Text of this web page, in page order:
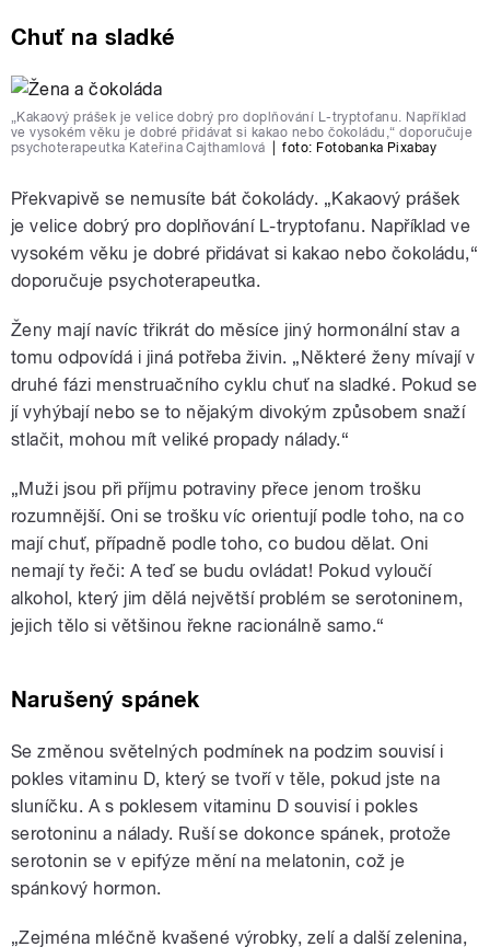
Chuť na sladké
„Kakaový prášek je velice dobrý pro doplňování L-tryptofanu. Například
ve vysokém věku je dobré přidávat si kakao nebo čokoládu,“ doporučuje
psychoterapeutka Kateřina Cajthamlová
foto: Fotobanka Pixabay
Překvapivě se nemusíte bát čokolády. „Kakaový prášek
je velice dobrý pro doplňování L-tryptofanu. Například ve
vysokém věku je dobré přidávat si kakao nebo čokoládu,“
doporučuje psychoterapeutka.
Ženy mají navíc třikrát do měsíce jiný hormonální stav a
tomu odpovídá i jiná potřeba živin. „Některé ženy mívají v
druhé fázi menstruačního cyklu chuť na sladké. Pokud se
jí vyhýbají nebo se to nějakým divokým způsobem snaží
stlačit, mohou mít veliké propady nálady.“
„Muži jsou při příjmu potraviny přece jenom trošku
rozumnější. Oni se trošku víc orientují podle toho, na co
mají chuť, případně podle toho, co budou dělat. Oni
nemají ty řeči: A teď se budu ovládat! Pokud vyloučí
alkohol, který jim dělá největší problém se serotoninem,
jejich tělo si většinou řekne racionálně samo.“
Narušený spánek
Se změnou světelných podmínek na podzim souvisí i
pokles vitaminu D, který se tvoří v těle, pokud jste na
sluníčku. A s poklesem vitaminu D souvisí i pokles
serotoninu a nálady. Ruší se dokonce spánek, protože
serotonin se v epifýze mění na melatonin, což je
spánkový hormon.
„Zejména mléčně kvašené výrobky, zelí a další zelenina,